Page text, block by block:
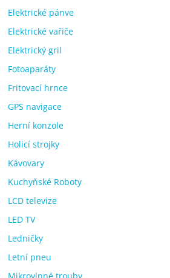
Elektrické pánve
Elektrické vařiče
Elektrický gril
Fotoaparáty
Fritovací hrnce
GPS navigace
Herní konzole
Holicí strojky
Kávovary
Kuchyňské Roboty
LCD televize
LED TV
Ledničky
Letní pneu